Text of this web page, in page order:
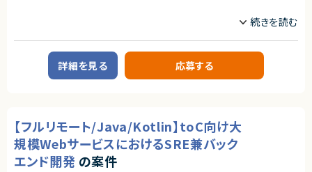
自らの判断やアウトプットでプロダクトと事業を前進させ、社会に価値ある
仕組みを残したい方のチャレンジを歓迎します。
◆会社・事業について
当社は、ビジネスシーンにおける日程調整業務を効率化するSaaSを自社で
企画・開発・提供しているスタートアップ企業です。
創業以来、外部資本に依存せず、継続的な売上成長と黒字経営を実現して
業務内容
求職者向けWebサービスの開発にて、SREおよびバックエンドエンジニアと
・Webアプリケーションの設計・開発・改善
・インフラ（AWS/GCP）の設計・構築・運用
・CI/CDパイプラインおよびデリバリー基盤の設計・改善
・モニタリング環境の設計・運用（Datadog等）
詳細を見る 応募する
【フルリモート/Java/Kotlin】toC向け大
規模WebサービスにおけるSRE兼バック
エンド開発 の案件